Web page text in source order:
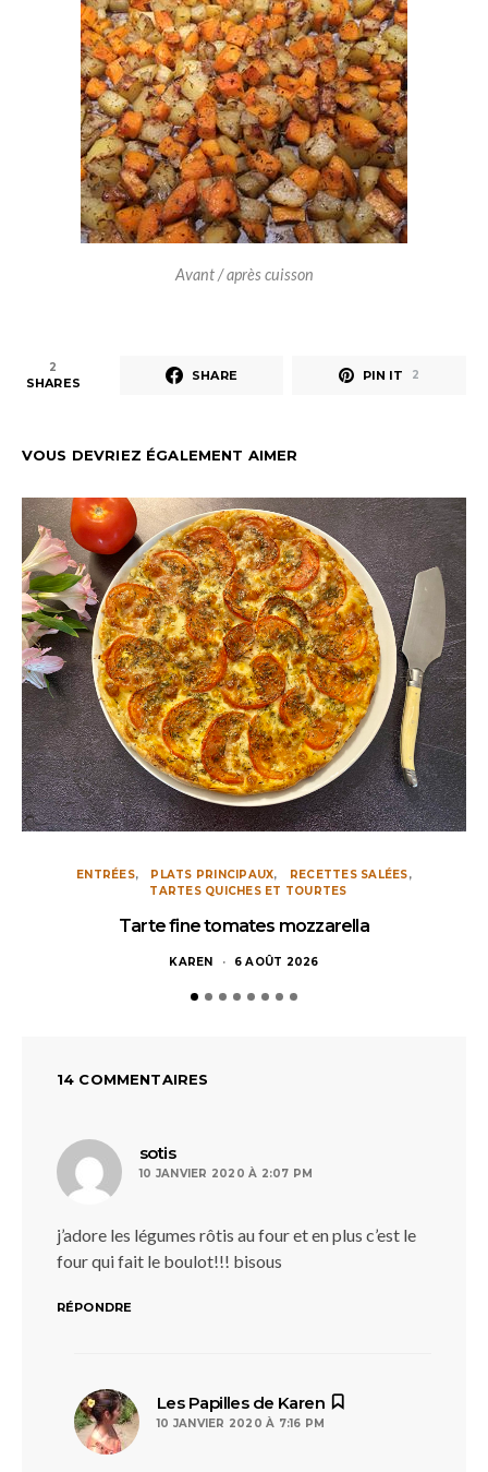
Avant / après cuisson
2
SHARES SHARE PIN IT 2
VOUS DEVRIEZ ÉGALEMENT AIMER
ENTRÉES PLATS PRINCIPAUX
RECETTES SALÉES
TARTES QUICHES ET TOURTES
Tarte fine tomates mozzarella
KAREN 6 AOÛT 2026
14 COMMENTAIRES
sotisdit :
10 JANVIER 2020 À 2:07 PM
j’adore les légumes rôtis au four et en plus c’est le
four qui fait le boulot!!! bisous
RÉPONDRE
Les Papilles de Karen
10 JANVIER 2020 À 7:16 PM